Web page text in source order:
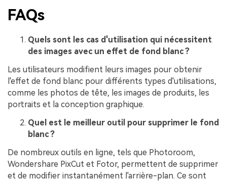
FAQs
Quels sont les cas d'utilisation qui nécessitent
des images avec un effet de fond blanc ?
Les utilisateurs modifient leurs images pour obtenir
l'effet de fond blanc pour différents types d'utilisations,
comme les photos de tête, les images de produits, les
portraits et la conception graphique.
Quel est le meilleur outil pour supprimer le fond
blanc ?
De nombreux outils en ligne, tels que Photoroom,
Wondershare PixCut et Fotor, permettent de supprimer
et de modifier instantanément l'arrière-plan. Ce sont